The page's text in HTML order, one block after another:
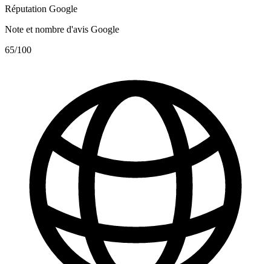
Réputation Google
Note et nombre d'avis Google
65/100